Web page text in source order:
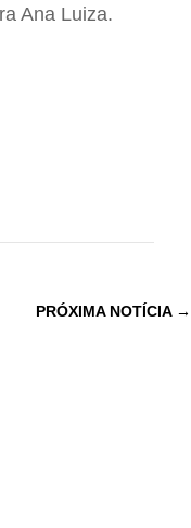
Ana Luiza.
PRÓXIMA NOTÍCIA→